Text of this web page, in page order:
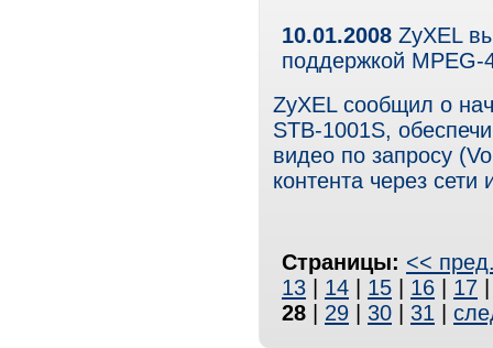
10.01.2008 ZyXEL
поддержкой MPEG-
ZyXEL сообщил о
STB-1001S,
видео по запросу
контента через сети
Страницы: <<
13
14 15 16 17
28
29 30 31